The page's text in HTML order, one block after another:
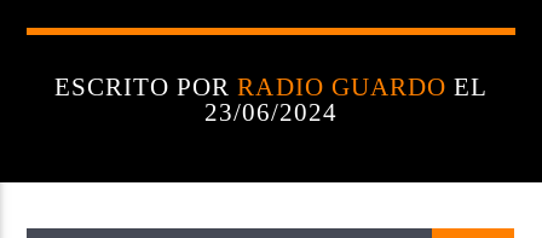
ESCRITO PORRADIO GUARDO EL
23/06/2024